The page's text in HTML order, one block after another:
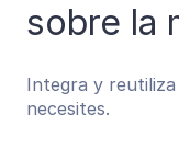
sobre la
Integra y
necesites.